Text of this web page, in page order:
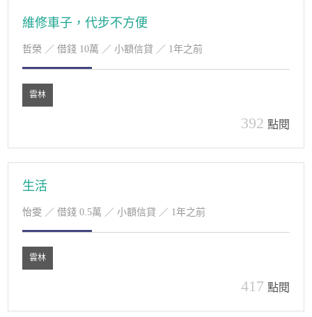
維修車子，代步不方便
哲榮 ／ 借錢 10萬 ／ 小額信貸 ／ 1年之前
雲林
392 點閱
生活
怡雯 ／ 借錢 0.5萬 ／ 小額信貸 ／ 1年之前
雲林
417 點閱